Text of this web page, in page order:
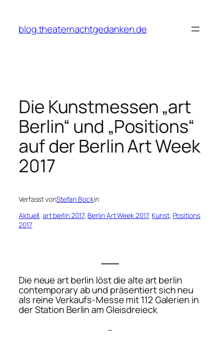
springen
blog.theaternachtgedanken.de
Die Kunstmessen „art
Berlin“ und „Positions“
auf der Berlin Art Week
2017
Verfasst vonStefan Bockin
Aktuell, art berlin 2017, Berlin Art Week 2017, Kunst, Positions
2017
Die neueart berlin löst die alteart berlin
contemporaryab und präsentiert sich neu
als reine Verkaufs-Messe mit 112 Galerien in
der Station Berlin am Gleisdreieck
–